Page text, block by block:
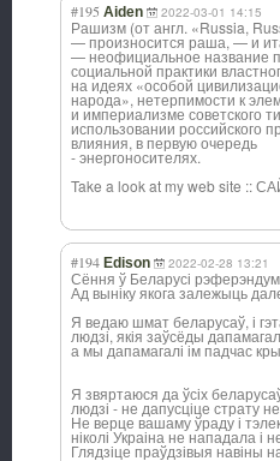
#195 Aiden 2022-03-01 14:15
Рашизм (от англ. «Russia,
— произносится раша, — и
— неофициальное название
социальной практики
на идеях «особой
народа», нетерпимости к
и империализме советского
использовании российского
влияния, в первую очередь
- энергоносителях.
Take a look at my web site ::
#194 Edison 2022-02-28 13:21
Сёння ў Беларусі
Ад выніку якога залежыць
Я ведаю шмат беларусаў, і
людзі, якія заўсёды
а мы дапамагалі ім падчас
Я звяртаюся да ўсіх
людзі - не дапусціце страту
Не верце вашаму ўраду і
ніколі Украіна не нападала і
Глядзіце праўдзівыя навіны